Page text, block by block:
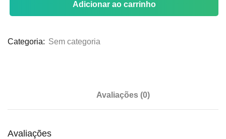
Adicionar ao carrinho
Categoria: Sem categoria
Avaliações (0)
Avaliações